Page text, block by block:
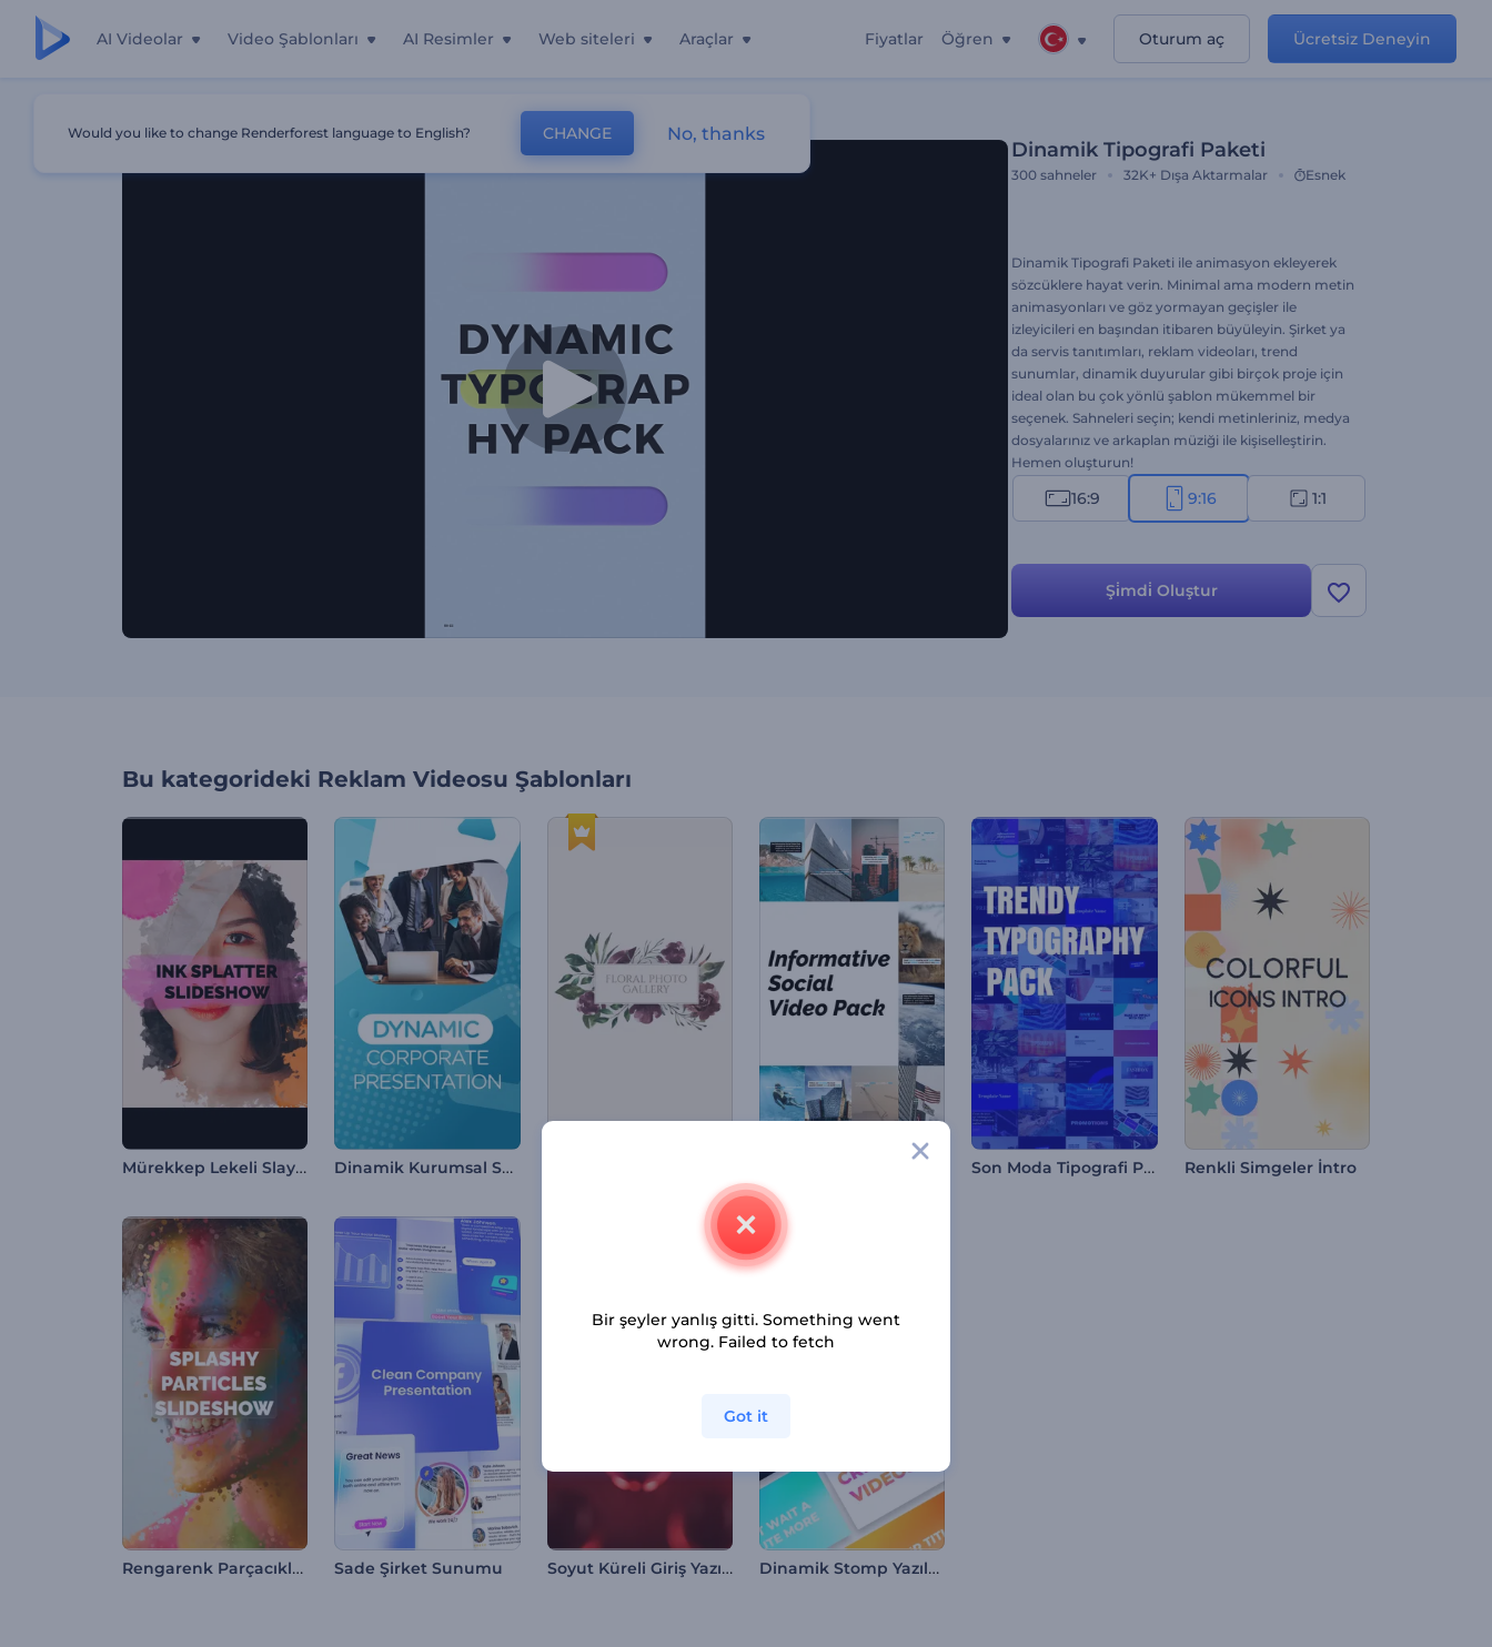
AI Videolar Video Şablonları AI Resimler Web siteleri Araçlar Fiyatlar Öğren Oturum aç Ücretsiz Deneyin
Dinamik Tipografi Paketi
300 sahneler 32K+ Dışa Aktarmalar Esnek
Dinamik Tipografi Paketi ile animasyon ekleyerek
sözcüklere hayat verin. Minimal ama modern metin
animasyonları ve göz yormayan geçişler ile
izleyicileri en başından itibaren büyüleyin. Şirket ya
da servis tanıtımları, reklam videoları, trend
sunumlar, dinamik duyurular gibi birçok proje için
ideal olan bu çok yönlü şablon mükemmel bir
seçenek. Sahneleri seçin; kendi metinleriniz, medya
dosyalarınız ve arkaplan müziği ile kişiselleştirin.
Hemen oluşturun!
16:9 9:16 1:1
Şi̇mdi̇ Oluştur
Bu kategorideki Reklam Videosu Şablonları
Mürekkep Lekeli Slayt Gösterisi Dinamik Kurumsal Sunumlar Son Moda Tipografi Paketi Renkli Simgeler İntro
Rengarenk Parçacıklar Slayt Gösterisi Sade Şirket Sunumu Soyut Küreli Giriş Yazıları Dinamik Stomp Yazılar Paketi
Would you like to change Renderforest language to English? CHANGE No, thanks
Bir şeyler yanlış gitti. Something went
wrong. Failed to fetch
Got it